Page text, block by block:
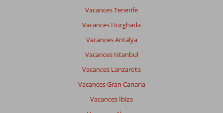
Vacances Tenerife
Vacances Hurghada
Vacances Antalya
Vacances Istanbul
Vacances Lanzarote
Vacances Gran Canaria
Vacances Ibiza